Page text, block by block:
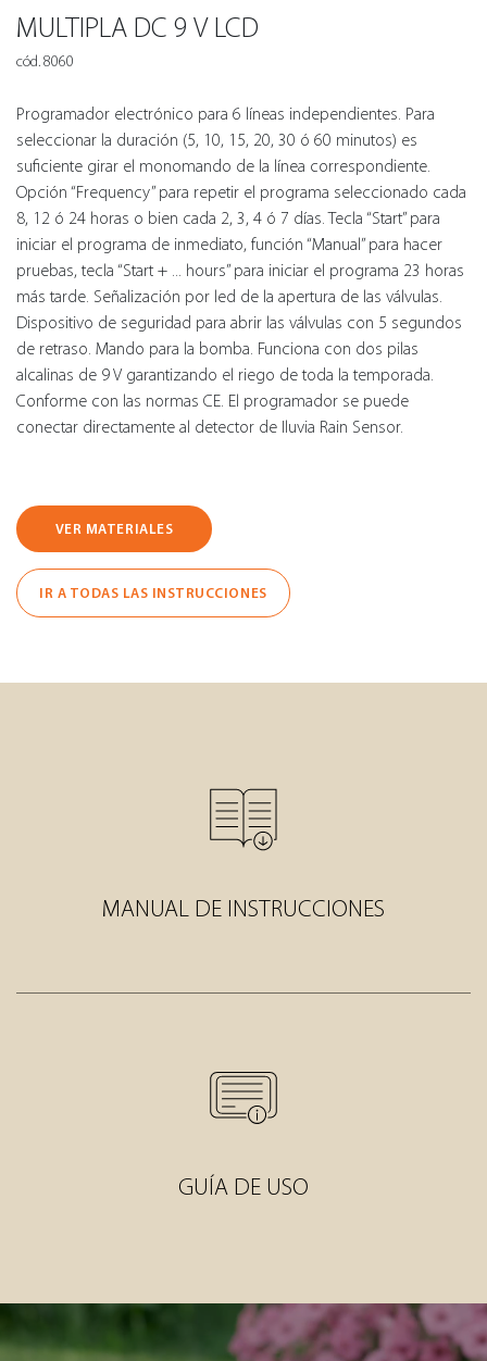
MULTIPLA DC 9 V LCD
cód. 8060
Programador electrónico para 6 líneas independientes. Para
seleccionar la duración (5, 10, 15, 20, 30 ó 60 minutos) es
suficiente girar el monomando de la línea correspondiente.
Opción “Frequency” para repetir el programa seleccionado cada
8, 12 ó 24 horas o bien cada 2, 3, 4 ó 7 días. Tecla “Start” para
iniciar el programa de inmediato, función “Manual” para hacer
pruebas, tecla “Start + ... hours” para iniciar el programa 23 horas
más tarde. Señalización por led de la apertura de las válvulas.
Dispositivo de seguridad para abrir las válvulas con 5 segundos
de retraso. Mando para la bomba. Funciona con dos pilas
alcalinas de 9 V garantizando el riego de toda la temporada.
Conforme con las normas CE. El programador se puede
conectar directamente al detector de Iluvia Rain Sensor.
VER MATERIALES
IR A TODAS LAS INSTRUCCIONES
MANUAL DE INSTRUCCIONES
GUÍA DE USO